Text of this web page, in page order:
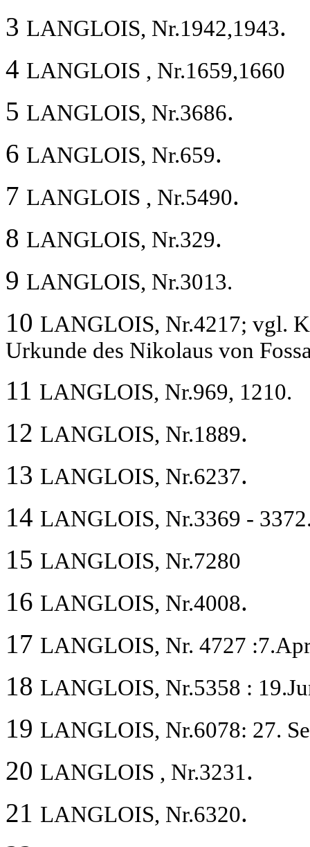
3 LANGLOIS, Nr.1942,1943.
4 LANGLOIS , Nr.1659,1660
5 LANGLOIS, Nr.3686.
6 LANGLOIS, Nr.659.
7 LANGLOIS , Nr.5490.
8 LANGLOIS, Nr.329.
9 LANGLOIS, Nr.3013.
10 LANGLOIS, Nr.4217; vgl.
Urkunde des Nikolaus von
11 LANGLOIS, Nr.969, 1210.
12 LANGLOIS, Nr.1889.
13 LANGLOIS, Nr.6237.
14 LANGLOIS, Nr.3369 -
15 LANGLOIS, Nr.7280
16 LANGLOIS, Nr.4008.
17 LANGLOIS, Nr. 4727
18 LANGLOIS, Nr.5358 :
19 LANGLOIS, Nr.6078: 27.
20 LANGLOIS , Nr.3231.
21 LANGLOIS, Nr.6320.